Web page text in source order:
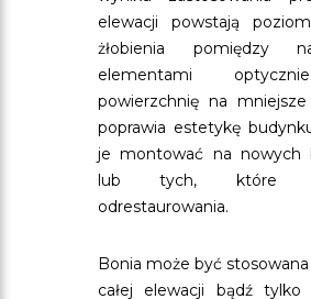
elewacji powstają
żłobienia pomiędzy
elementami
powierzchnię na
poprawia estetykę
je montować na nowych
lub tych, które
odrestaurowania.
Bonia może być
całej elewacji bądź tylko